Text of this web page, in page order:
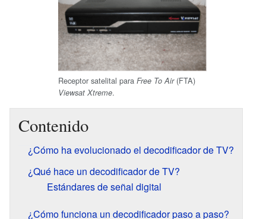
Receptor satelital para Free To Air(FTA)
Viewsat Xtreme.
Contenido
¿Cómo ha evolucionado el decodificador de TV?
¿Qué hace un decodificador de TV?
Estándares de señal digital
¿Cómo funciona un decodificador paso a paso?